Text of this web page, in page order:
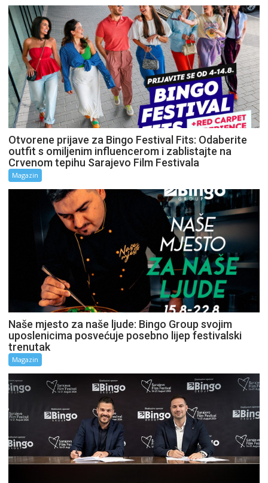
Otvorene prijave za Bingo Festival Fits: Odaberite
outfit s omiljenim influencerom i zablistajte na
Crvenom tepihu Sarajevo Film Festivala
Magazin
Naše mjesto za naše ljude: Bingo Group svojim
uposlenicima posvećuje posebno lijep festivalski
trenutak
Magazin